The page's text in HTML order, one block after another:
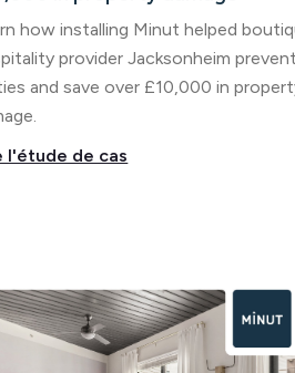
how installing Minut helped
provider Jacksonheim
and save over £10,000 in
l'étude de cas